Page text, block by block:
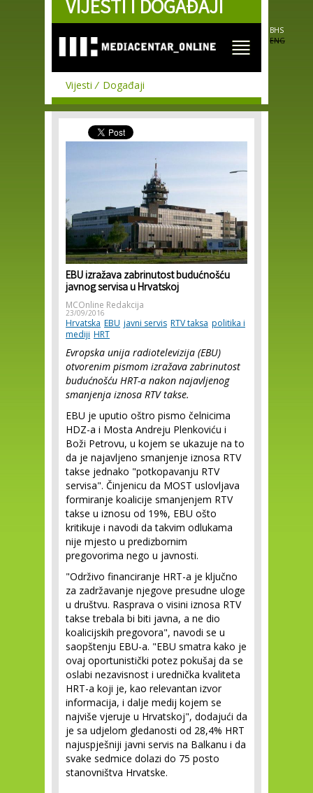
Skip to
main
VIJESTI I DOGAĐAJI
BHS
ENG
Vijesti Događaji
EBU izražava zabrinutost budućnošću
javnog servisa u Hrvatskoj
MCOnline Redakcija
23/09/2016
Hrvatska EBU javni servis RTV taksa politika i
mediji HRT
Evropska unija radiotelevizija (EBU)
otvorenim pismom izražava zabrinutost
budućnošću HRT-a nakon najavljenog
smanjenja iznosa RTV takse.
EBU je uputio oštro pismo čelnicima
HDZ-a i Mosta Andreju Plenkoviću i
Boži Petrovu, u kojem se ukazuje na to
da je najavljeno smanjenje iznosa RTV
takse jednako "potkopavanju RTV
servisa". Činjenicu da MOST uslovljava
formiranje koalicije smanjenjem RTV
takse u iznosu od 19%, EBU ošto
kritikuje i navodi da takvim odlukama
nije mjesto u predizbornim
pregovorima nego u javnosti.
"Održivo financiranje HRT-a je ključno
za zadržavanje njegove presudne uloge
u društvu. Rasprava o visini iznosa RTV
takse trebala bi biti javna, a ne dio
koalicijskih pregovora", navodi se u
saopštenju EBU-a. "EBU smatra kako je
ovaj oportunistički potez pokušaj da se
oslabi nezavisnost i urednička kvaliteta
HRT-a koji je, kao relevantan izvor
informacija, i dalje medij kojem se
najviše vjeruje u Hrvatskoj", dodajući da
je sa udjelom gledanosti od 28,4% HRT
najuspješniji javni servis na Balkanu i da
svake sedmice dolazi do 75 posto
stanovništva Hrvatske.